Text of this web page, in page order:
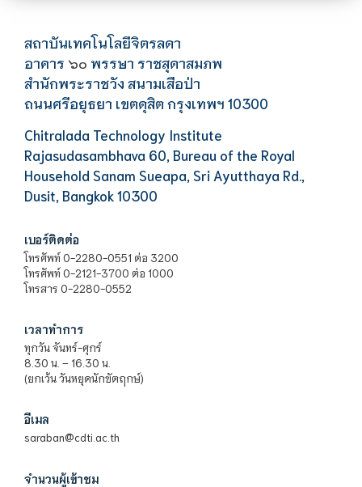
สถาบันเทคโนโลยีจิตรลดา
อาคาร ๖๐ พรรษา ราชสุดาสมภพ
สำนักพระราชวัง สนามเสือป่า
ถนนศรีอยุธยา เขตดุสิต กรุงเทพฯ 10300
Chitralada Technology Institute
Rajasudasambhava 60, Bureau of the Royal
Household Sanam Sueapa, Sri Ayutthaya Rd.,
Dusit, Bangkok 10300
เบอร์ติดต่อ
โทรศัพท์ 0-2280-0551 ต่อ 3200
โทรศัพท์ 0-2121-3700 ต่อ 1000
โทรสาร 0-2280-0552
เวลาทำการ
ทุกวัน จันทร์-ศุกร์
8.30 น. – 16.30 น.
(ยกเว้น วันหยุดนักขัตฤกษ์)
อีเมล
saraban@cdti.ac.th
จำนวนผู้เข้าชม